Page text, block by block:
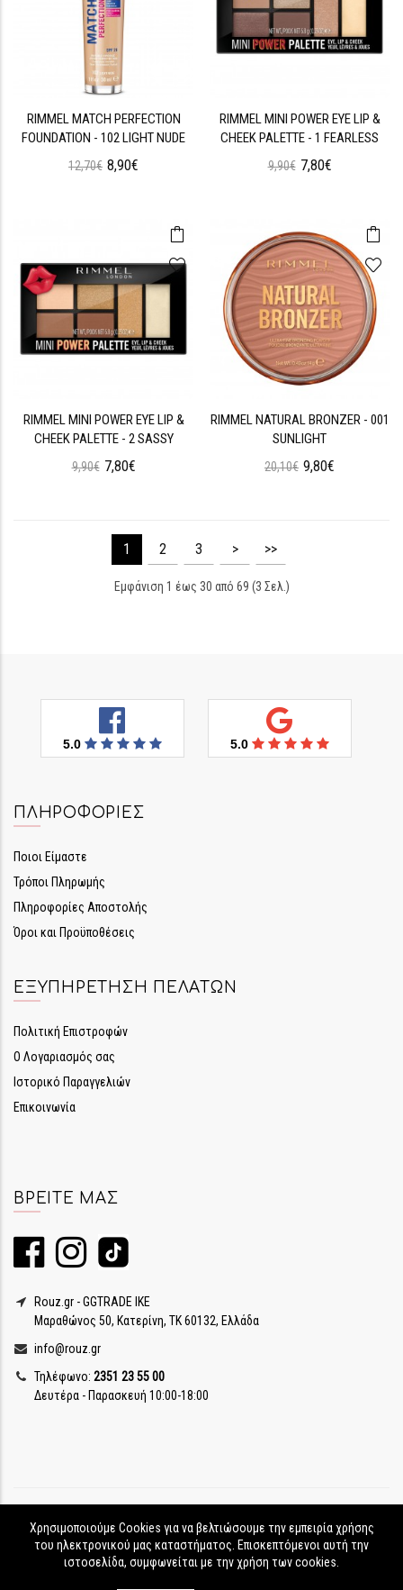
RIMMEL MATCH PERFECTION
FOUNDATION - 102 LIGHT NUDE
12,70€ 8,90€
RIMMEL MINI POWER EYE LIP &
CHEEK PALETTE - 1 FEARLESS
9,90€ 7,80€
RIMMEL MINI POWER EYE LIP &
CHEEK PALETTE - 2 SASSY
9,90€ 7,80€
RIMMEL NATURAL BRONZER - 001
SUNLIGHT
20,10€ 9,80€
1 2 3 > >>
Εμφάνιση 1 έως 30 από 69 (3 Σελ.)
5.0 5.0
ΠΛΗΡΟΦΟΡΊΕΣ
Ποιοι Είμαστε
Τρόποι Πληρωμής
Πληροφορίες Αποστολής
Όροι και Προϋποθέσεις
ΕΞΥΠΗΡΈΤΗΣΗ ΠΕΛΑΤΏΝ
Πολιτική Επιστροφών
Ο Λογαριασμός σας
Ιστορικό Παραγγελιών
Επικοινωνία
ΒΡΕΊΤΕ ΜΑΣ
Rouz.gr - GGTRADE IKE
Μαραθώνος 50, Κατερίνη, ΤΚ 60132, Ελλάδα
info@rouz.gr
Τηλέφωνο: 2351 23 55 00
Δευτέρα - Παρασκευή 10:00-18:00
Χρησιμοποιούμε Cookies για να βελτιώσουμε την εμπειρία χρήσης
του ηλεκτρονικού μας καταστήματος. Επισκεπτόμενοι αυτή την
ιστοσελίδα, συμφωνείται με την χρήση των cookies.